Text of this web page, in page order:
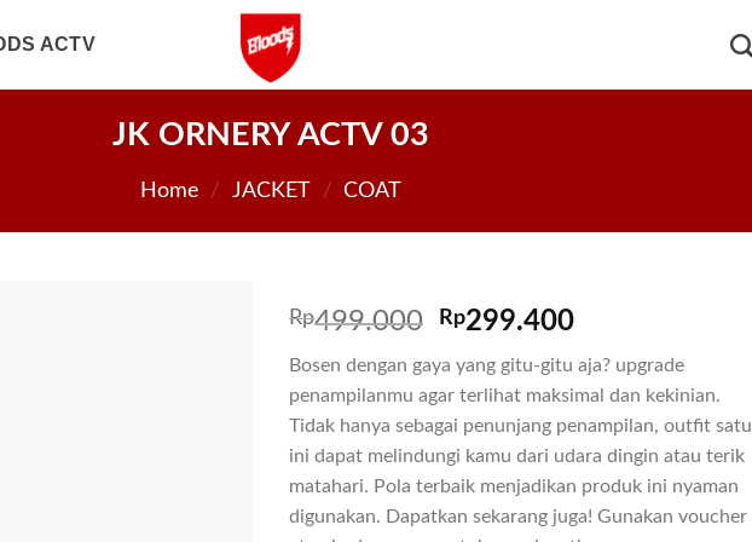
ACTV
JK ORNERY ACTV 03
Home / JACKET / COAT
Rp499.000 Rp299.400
Bosen dengan gaya yang gitu-gitu aja? upgrade
penampilanmu agar terlihat maksimal dan kekinian.
Tidak hanya sebagai penunjang penampilan, outfit satu
ini dapat melindungi kamu dari udara dingin atau terik
matahari. Pola terbaik menjadikan produk ini nyaman
digunakan. Dapatkan sekarang juga! Gunakan voucher